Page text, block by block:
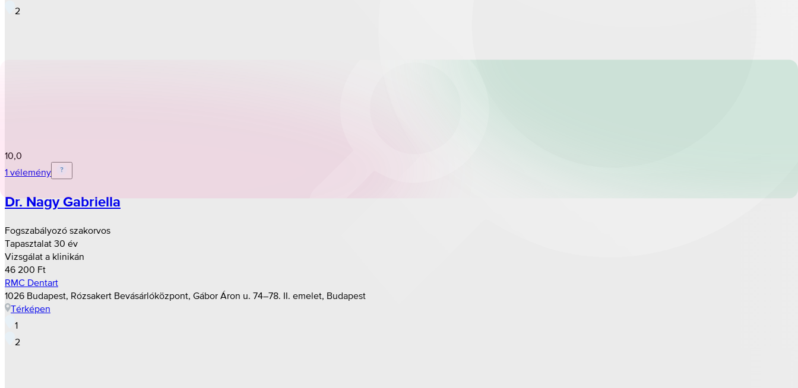
2
10,0
1 vélemény
Dr. Nagy Gabriella
Fogszabályozó szakorvos
Tapasztalat 30 év
Vizsgálat a klinikán
46 200 Ft
RMC Dentart
1026 Budapest, Rózsakert Bevásárlóközpont, Gábor Áron u. 74–78. II. emelet, Budapest
Térképen
1
2